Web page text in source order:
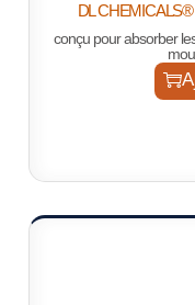
DL
conçu pour absorber